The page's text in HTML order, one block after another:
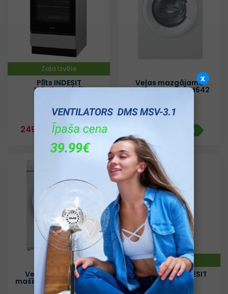
Zaļa Izvēle
Plīts INDESIT
IS5G1PMX/E/1
249.99€ A
Datu lapa
Veļas mazgājamā
mašīna INDESIT IM642
B
Veļas mazgājamā
mašīna INDESIT IMA 864
MYTIME
Zaļa Izvēle
Ledusskapis INDESIT
LI7S1EW
x